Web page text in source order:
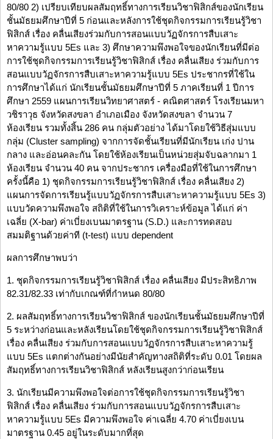
80/80 2) เปรียบเทียบผลสัมฤทธิ์ทางการเรียนวิชาฟิสิกส์ของนักเรียน
ชั้นมัธยมศึกษาปีที่ 5 ก่อนและหลังการใช้ชุดกิจกรรมการเรียนรู้วิชา
ฟิสิกส์ เรื่อง คลื่นเสียงร่วมกับการสอนแบบวัฏจักรการสืบเสาะ
หาความรู้แบบ 5Es และ 3) ศึกษาความพึงพอใจของนักเรียนที่มีต่อ
การใช้ชุดกิจกรรมการเรียนรู้วิชาฟิสิกส์ เรื่อง คลื่นเสียง ร่วมกับการ
สอนแบบวัฏจักรการสืบเสาะหาความรู้แบบ 5Es ประชากรที่ใช้ใน
การศึกษาได้แก่ นักเรียนชั้นมัธยมศึกษาปีที่ 5 ภาคเรียนที่ 1 ปีการ
ศึกษา 2559 แผนการเรียนวิทยาศาสตร์ - คณิตศาสตร์ โรงเรียนมหา
วชิราวุธ จังหวัดสงขลา อำเภอเมือง จังหวัดสงขลา จำนวน 7
ห้องเรียน รวมทั้งสิ้น 286 คน กลุ่มตัวอย่าง ได้มาโดยใช้วิธีสุ่มแบบ
กลุ่ม (Cluster sampling) จากการจัดชั้นเรียนที่มีนักเรียน เก่ง ปาน
กลาง และอ่อนคละกัน โดยใช้ห้องเรียนเป็นหน่วยสุ่มจับฉลากมา 1
ห้องเรียน จำนวน 40 คน จากประชากร เครื่องมือที่ใช้ในการศึกษา
ครั้งนี้คือ 1) ชุดกิจกรรมการเรียนรู้วิชาฟิสิกส์ เรื่อง คลื่นเสียง 2)
แผนการจัดการเรียนรู้แบบวัฏจักรการสืบเสาะหาความรู้แบบ 5Es 3)
แบบวัดความพึงพอใจ สถิติที่ใช้ในการวิเคราะห์ข้อมูล ได้แก่ ค่า
เฉลี่ย (X-bar) ค่าเบี่ยงเบนมาตรฐาน (S.D.) และการทดสอบ
สมมติฐานด้วยค่าที (t-test) แบบ dependent
ผลการศึกษาพบว่า
1. ชุดกิจกรรมการเรียนรู้วิชาฟิสิกส์ เรื่อง คลื่นเสียง มีประสิทธิภาพ
82.31/82.33 เท่ากับเกณฑ์ที่กำหนด 80/80
2. ผลสัมฤทธิ์ทางการเรียนวิชาฟิสิกส์ ของนักเรียนชั้นมัธยมศึกษาปีที่
5 ระหว่างก่อนและหลังเรียนโดยใช้ชุดกิจกรรมการเรียนรู้วิชาฟิสิกส์
เรื่อง คลื่นเสียง ร่วมกับการสอนแบบวัฏจักรการสืบเสาะหาความรู้
แบบ 5Es แตกต่างกันอย่างมีนัยสำคัญทางสถิติที่ระดับ 0.01 โดยผล
สัมฤทธิ์ทางการเรียนวิชาฟิสิกส์ หลังเรียนสูงกว่าก่อนเรียน
3. นักเรียนมีความพึงพอใจต่อการใช้ชุดกิจกรรมการเรียนรู้วิชา
ฟิสิกส์ เรื่อง คลื่นเสียง ร่วมกับการสอนแบบวัฏจักรการสืบเสาะ
หาความรู้แบบ 5Es มีความพึงพอใจ ค่าเฉลี่ย 4.70 ค่าเบี่ยงเบน
มาตรฐาน 0.45 อยู่ในระดับมากที่สุด